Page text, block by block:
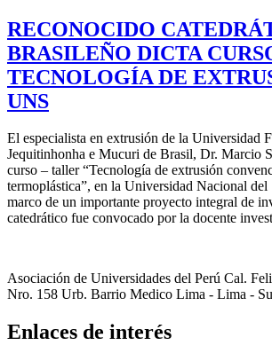
RECONOCIDO
BRASILEÑO DICTA
TECNOLOGÍA DE
UNS
El especialista en extrusión de la Universidad
Jequitinhonha e Mucuri de Brasil, Dr. Marcio
curso – taller “Tecnología de extrusión
termoplástica”, en la Universidad Nacional
marco de un importante proyecto integral de
catedrático fue convocado por la docente
Asociación de Universidades del Perú Cal.
Nro. 158 Urb. Barrio Medico Lima - Lima -
Enlaces de interés